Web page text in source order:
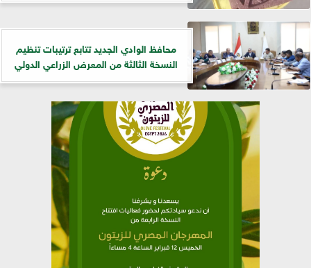
​محافظ الوادي الجديد تتابع ترتيبات تنظيم
النسخة الثالثة من المعرض الزراعي الدولي